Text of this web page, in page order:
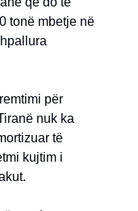
tonë mbetje në
për
nuk ka
të
kujtim i